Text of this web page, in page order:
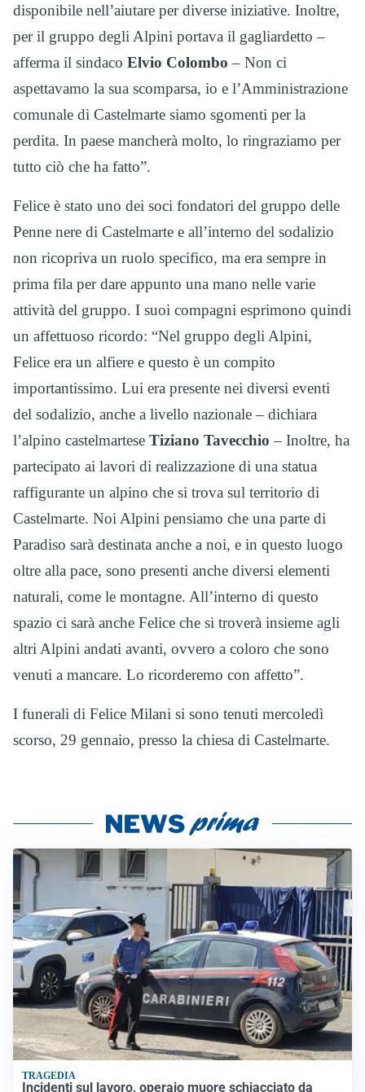
disponibile nell’aiutare per diverse iniziative. Inoltre,
per il gruppo degli Alpini portava il gagliardetto –
afferma il sindaco Elvio Colombo – Non ci
aspettavamo la sua scomparsa, io e l’Amministrazione
comunale di Castelmarte siamo sgomenti per la
perdita. In paese mancherà molto, lo ringraziamo per
tutto ciò che ha fatto”.
Felice è stato uno dei soci fondatori del gruppo delle
Penne nere di Castelmarte e all’interno del sodalizio
non ricopriva un ruolo specifico, ma era sempre in
prima fila per dare appunto una mano nelle varie
attività del gruppo. I suoi compagni esprimono quindi
un affettuoso ricordo: “Nel gruppo degli Alpini,
Felice era un alfiere e questo è un compito
importantissimo. Lui era presente nei diversi eventi
del sodalizio, anche a livello nazionale – dichiara
l’alpino castelmartese Tiziano Tavecchio – Inoltre, ha
partecipato ai lavori di realizzazione di una statua
raffigurante un alpino che si trova sul territorio di
Castelmarte. Noi Alpini pensiamo che una parte di
Paradiso sarà destinata anche a noi, e in questo luogo
oltre alla pace, sono presenti anche diversi elementi
naturali, come le montagne. All’interno di questo
spazio ci sarà anche Felice che si troverà insieme agli
altri Alpini andati avanti, ovvero a coloro che sono
venuti a mancare. Lo ricorderemo con affetto”.
I funerali di Felice Milani si sono tenuti mercoledì
scorso, 29 gennaio, presso la chiesa di Castelmarte.
TRAGEDIA
Incidenti sul lavoro, operaio muore schiacciato da